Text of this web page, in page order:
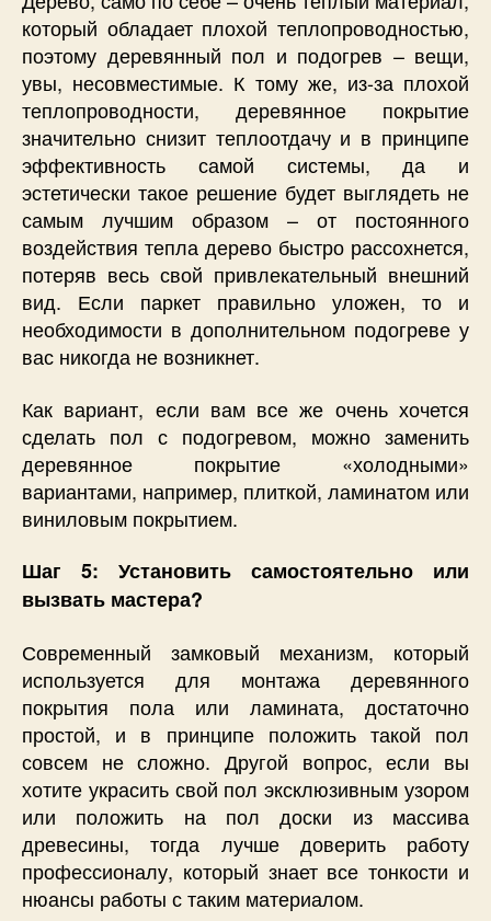
который обладает плохой теплопроводностью,
поэтому деревянный пол и подогрев – вещи,
увы, несовместимые. К тому же, из-за плохой
теплопроводности, деревянное покрытие
значительно снизит теплоотдачу и в принципе
эффективность самой системы, да и
эстетически такое решение будет выглядеть не
самым лучшим образом – от постоянного
воздействия тепла дерево быстро рассохнется,
потеряв весь свой привлекательный внешний
вид. Если паркет правильно уложен, то и
необходимости в дополнительном подогреве у
вас никогда не возникнет.
Как вариант, если вам все же очень хочется
сделать пол с подогревом, можно заменить
деревянное покрытие «холодными»
вариантами, например, плиткой, ламинатом или
виниловым покрытием.
Шаг 5: Установить самостоятельно или
вызвать мастера?
Современный замковый механизм, который
используется для монтажа деревянного
покрытия пола или ламината, достаточно
простой, и в принципе положить такой пол
совсем не сложно. Другой вопрос, если вы
хотите украсить свой пол эксклюзивным узором
или положить на пол доски из массива
древесины, тогда лучше доверить работу
профессионалу, который знает все тонкости и
нюансы работы с таким материалом.